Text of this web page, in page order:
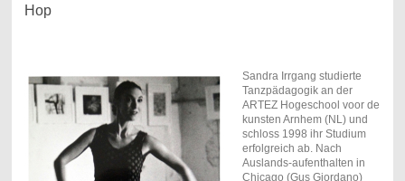
Hop
Sandra Irrgang studierte
Tanzpädagogik an der
ARTEZ Hogeschool voor de
kunsten Arnhem (NL) und
schloss 1998 ihr Studium
erfolgreich ab. Nach
Auslands-aufenthalten in
Chicago (Gus Giordano)